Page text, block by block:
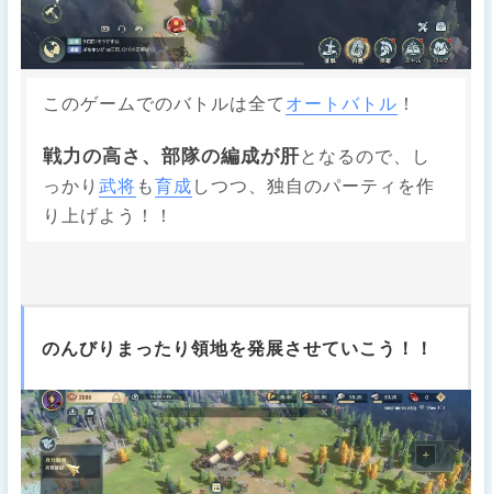
このゲームでのバトルは全て オートバトル ！
戦力の高さ、部隊の編成が肝となるので、し
っかり武将 も育成 しつつ、独自のパーティを作
り上げよう！！
のんびりまったり領地を発展させていこう！！